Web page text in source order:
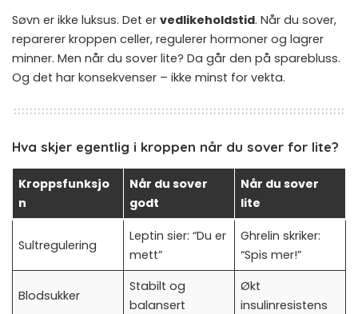
Søvn er ikke luksus. Det er vedlikeholdstid. Når du sover,
reparerer kroppen celler, regulerer hormoner og lagrer
minner. Men når du sover lite? Da går den på sparebluss.
Og det har konsekvenser – ikke minst for vekta.
Hva skjer egentlig i kroppen når du sover for lite?
Kroppsfunksjo
n
Når du sover
godt
Når du sover
lite
Sultregulering
Leptin sier: “Du er
mett”
Ghrelin skriker:
“Spis mer!”
Blodsukker
Stabilt og
balansert
Økt
insulinresistens